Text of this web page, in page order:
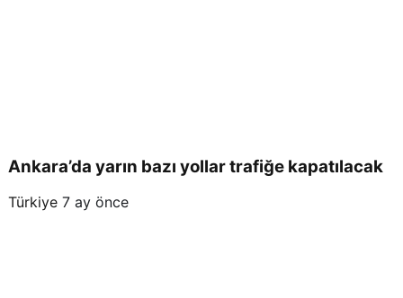
Ankara’da yarın bazı yollar trafiğe kapatılacak
Türkiye 7 ay önce